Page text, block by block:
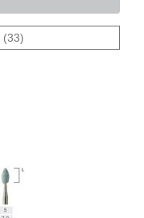
(33)